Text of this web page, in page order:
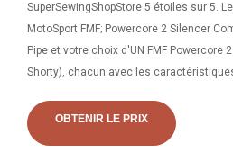
SuperSewingShopStore 5 étoiles sur 5.
MotoSport FMF; Powercore 2 Silencer
Pipe et votre choix d'UN FMF Powercore
Shorty), chacun avec les
OBTENIR LE PRIX